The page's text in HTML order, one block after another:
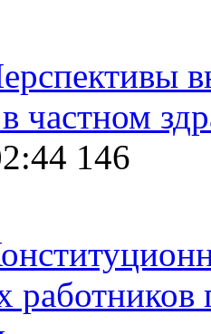
частном
146